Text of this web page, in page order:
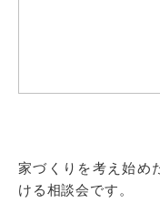
家づくりを考え始め
ける相談会です。